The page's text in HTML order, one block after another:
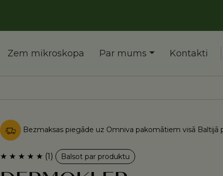
Zem mikroskopa Par mums Kontakti
Bezmaksas piegāde uz Omniva pakomātiem visā Baltijā
★ ★ ★ ★ ★ (1) Balsot par produktu